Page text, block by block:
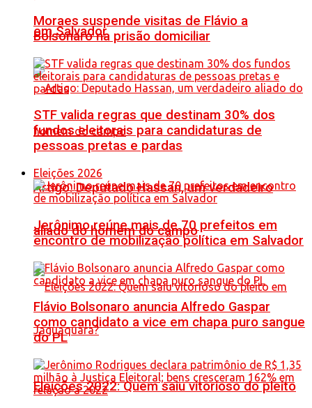
em Salvador
Artigo: Deputado Hassan, um verdadeiro
aliado do homem do campo
Eleições 2022: Quem saiu vitorioso do pleito
Moraes suspende visitas de Flávio a
Bolsonaro na prisão domiciliar
STF valida regras que destinam 30% dos
fundos eleitorais para candidaturas de
pessoas pretas e pardas
Eleições 2026
Jerônimo reúne mais de 70 prefeitos em
encontro de mobilização política em Salvador
Flávio Bolsonaro anuncia Alfredo Gaspar
como candidato a vice em chapa puro sangue
do PL